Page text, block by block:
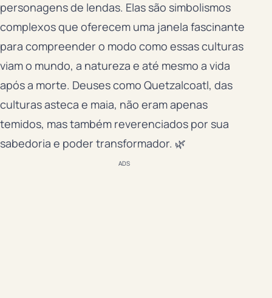
personagens de lendas. Elas são simbolismos
complexos que oferecem uma janela fascinante
para compreender o modo como essas culturas
viam o mundo, a natureza e até mesmo a vida
após a morte. Deuses como Quetzalcoatl, das
culturas asteca e maia, não eram apenas
temidos, mas também reverenciados por sua
sabedoria e poder transformador. 🌿
ADS